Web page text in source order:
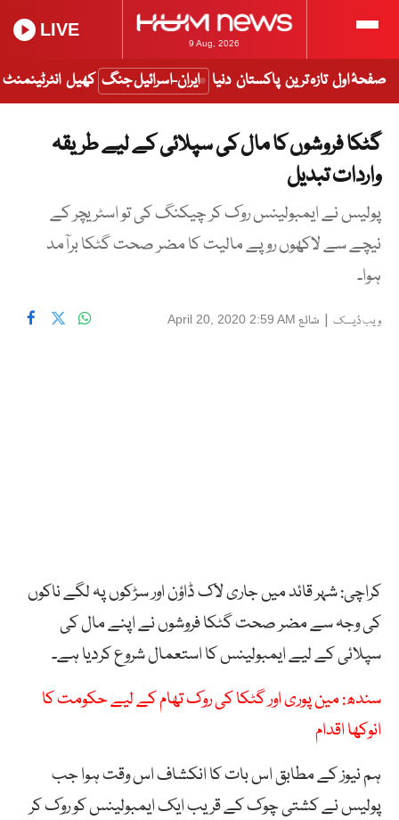
9 Aug, 2026
LIVE
صفحۂ اول تازہ ترین پاکستان دنیا ایران-اسرائیل جنگ کھیل انٹرٹینمنٹ
گٹکا فروشوں کا مال کی سپلائی کے لیے طریقہ
واردات تبدیل
پولیس نے ایمبولینس روک کر چیکنگ کی تو اسٹریچر کے
نیچے سے لاکھوں روپے مالیت کا مضر صحت گٹکا برآمد
ہوا۔
ویب ڈیسک | شائع April 20, 2020 2:59 AM
کراچی: شہر قائد میں جاری لاک ڈاؤن اور سڑکوں پہ لگے ناکوں
کی وجہ سے مضر صحت گٹکا فروشوں نے اپنے مال کی
سپلائی کے لیے ایمبولینس کا استعمال شروع کردیا ہے۔
سندھ: مین پوری اور گٹکا کی روک تھام کے لیے حکومت کا
انوکھا اقدام
ہم نیوز کے مطابق اس بات کا انکشاف اس وقت ہوا جب
پولیس نے کشتی چوک کے قریب ایک ایمبولینس کو روک کر